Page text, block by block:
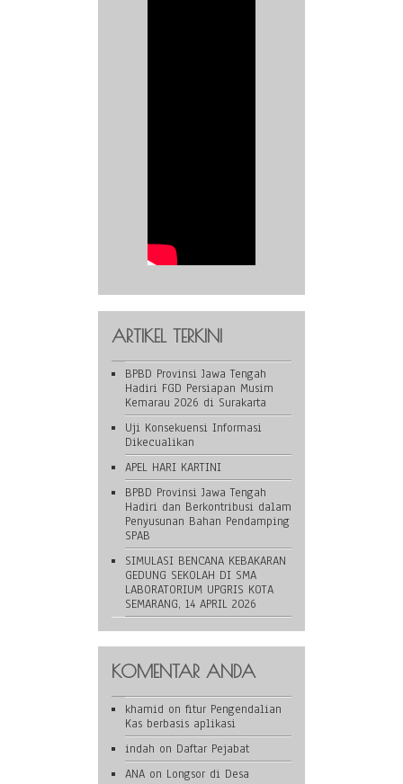
ARTIKEL TERKINI
BPBD Provinsi Jawa Tengah
Hadiri FGD Persiapan Musim
Kemarau 2026 di Surakarta
Uji Konsekuensi Informasi
Dikecualikan
APEL HARI KARTINI
BPBD Provinsi Jawa Tengah
Hadiri dan Berkontribusi dalam
Penyusunan Bahan Pendamping
SPAB
SIMULASI BENCANA KEBAKARAN
GEDUNG SEKOLAH DI SMA
LABORATORIUM UPGRIS KOTA
SEMARANG, 14 APRIL 2026
KOMENTAR ANDA
khamid on fitur Pengendalian
Kas berbasis aplikasi
indah on Daftar Pejabat
ANA on Longsor di Desa